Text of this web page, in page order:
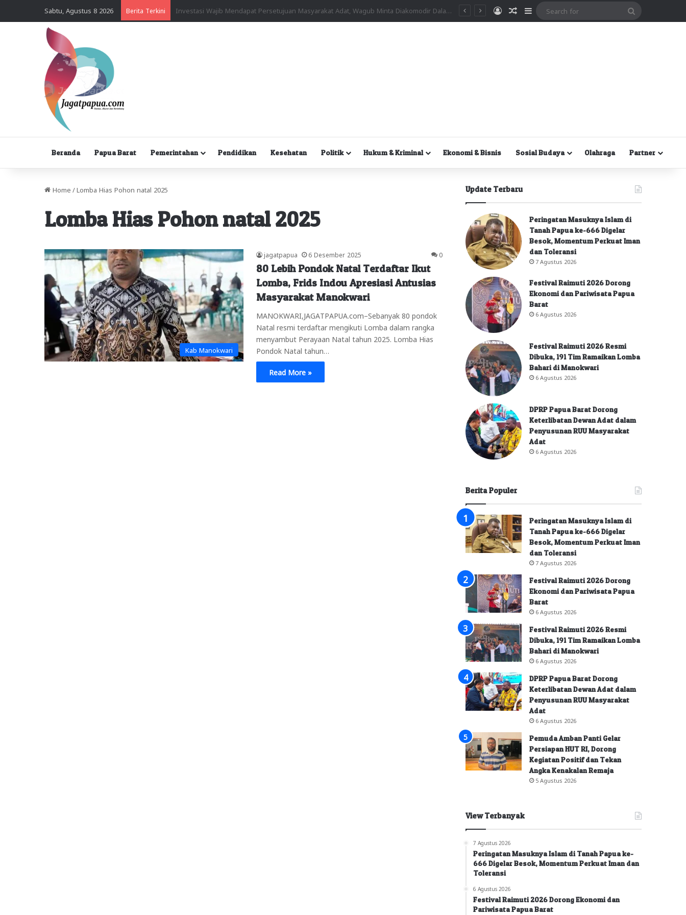
Sabtu, Agustus 8 2026 Berita Terkini MasukRandom Article
Sidebar
Beranda Papua Barat Pemerintahan Pendidikan Kesehatan Politik Hukum & Kriminal Ekonomi & Bisnis Sosial Budaya Olahraga Partner
Home / Lomba Hias Pohon natal 2025
Lomba Hias Pohon natal 2025
Kab Manokwari
jagatpapua 6 Desember 2025 0
80 Lebih Pondok Natal Terdaftar Ikut
Lomba, Frids Indou Apresiasi Antusias
Masyarakat Manokwari
MANOKWARI,JAGATPAPUA.com–Sebanyak 80 pondok
Natal resmi terdaftar mengikuti Lomba dalam rangka
menyambut Perayaan Natal tahun 2025. Lomba Hias
Pondok Natal tahun…
Read More »
Update Terbaru
Peringatan Masuknya Islam di
Tanah Papua ke-666 Digelar
Besok, Momentum Perkuat Iman
dan Toleransi
7 Agustus 2026
Festival Raimuti 2026 Dorong
Ekonomi dan Pariwisata Papua
Barat
6 Agustus 2026
Festival Raimuti 2026 Resmi
Dibuka, 191 Tim Ramaikan Lomba
Bahari di Manokwari
6 Agustus 2026
DPRP Papua Barat Dorong
Keterlibatan Dewan Adat dalam
Penyusunan RUU Masyarakat
Adat
6 Agustus 2026
Berita Populer
Peringatan Masuknya Islam di
Tanah Papua ke-666 Digelar
Besok, Momentum Perkuat Iman
dan Toleransi
7 Agustus 2026
Festival Raimuti 2026 Dorong
Ekonomi dan Pariwisata Papua
Barat
6 Agustus 2026
Festival Raimuti 2026 Resmi
Dibuka, 191 Tim Ramaikan Lomba
Bahari di Manokwari
6 Agustus 2026
DPRP Papua Barat Dorong
Keterlibatan Dewan Adat dalam
Penyusunan RUU Masyarakat
Adat
6 Agustus 2026
Pemuda Amban Panti Gelar
Persiapan HUT RI, Dorong
Kegiatan Positif dan Tekan
Angka Kenakalan Remaja
5 Agustus 2026
View Terbanyak
7 Agustus 2026
Peringatan Masuknya Islam di Tanah Papua ke-
666 Digelar Besok, Momentum Perkuat Iman dan
Toleransi
6 Agustus 2026
Festival Raimuti 2026 Dorong Ekonomi dan
Pariwisata Papua Barat